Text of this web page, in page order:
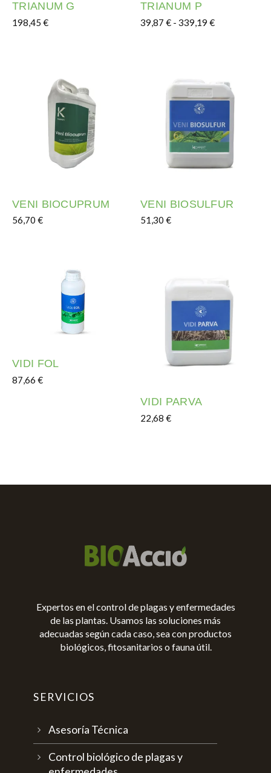
TRIANUM G
198,45 €
TRIANUM P
39,87€ - 339,19€Rango de
VENI BIOCUPRUM
56,70 €
VENI BIOSULFUR
51,30€
VIDI FOL
87,66 €
Este producto tiene múltiples variantes. Las opciones
VIDI PARVA
22,68€
Expertos en el control de plagas y enfermedades
de las plantas. Usamos las soluciones más
adecuadas según cada caso, sea con productos
biológicos, fitosanitarios o fauna útil.
SERVICIOS
Asesoría Técnica
Control biológico de plagas y